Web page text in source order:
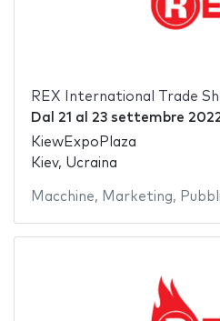
REX International Trade
Dal 21 al 23 settembre
KiewExpoPlaza
Kiev, Ucraina
Macchine, Marketing,